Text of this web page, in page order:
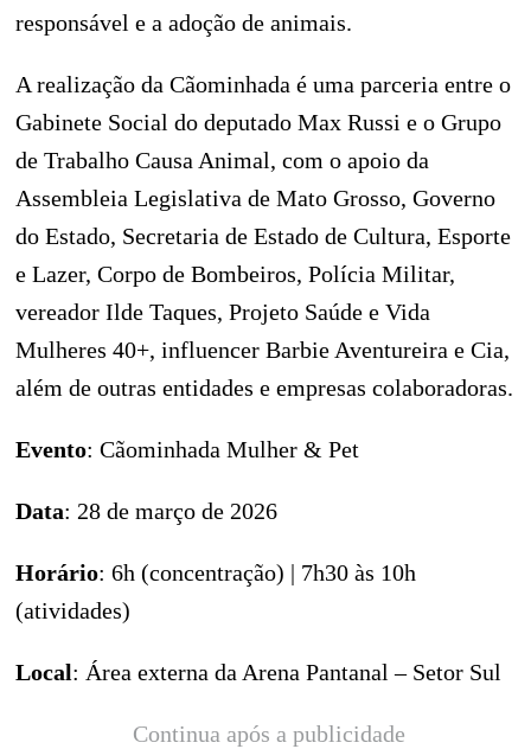
responsável e a adoção de animais.
A realização da Cãominhada é uma parceria entre o
Gabinete Social do deputado Max Russi e o Grupo
de Trabalho Causa Animal, com o apoio da
Assembleia Legislativa de Mato Grosso, Governo
do Estado, Secretaria de Estado de Cultura, Esporte
e Lazer, Corpo de Bombeiros, Polícia Militar,
vereador Ilde Taques, Projeto Saúde e Vida
Mulheres 40+, influencer Barbie Aventureira e Cia,
além de outras entidades e empresas colaboradoras.
Evento: Cãominhada Mulher & Pet
Data: 28 de março de 2026
Horário: 6h (concentração) | 7h30 às 10h
(atividades)
Local: Área externa da Arena Pantanal – Setor Sul
Continua após a publicidade